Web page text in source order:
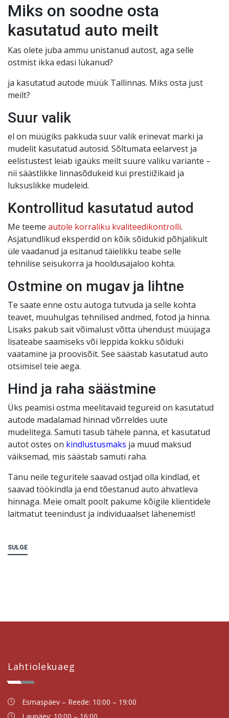
Miks on soodne osta
kasutatud auto meilt
Kas olete juba ammu unistanud autost, aga selle
ostmist ikka edasi lükanud?
ja kasutatud autode müük Tallinnas. Miks osta just
meilt?
Suur valik
el on müügiks pakkuda suur valik erinevat marki ja
mudelit kasutatud autosid. Sõltumata eelarvest ja
eelistustest leiab igaüks meilt suure valiku variante –
nii säästlikke linnasõdukeid kui prestiižikaid ja
luksuslikke mudeleid.
Kontrollitud kasutatud autod
Me teeme autole korraliku kvaliteedikontrolli.
Asjatundlikud eksperdid on kõik sõidukid põhjalikult
üle vaadanud ja esitanud täielikku teabe selle
tehnilise seisukorra ja hooldusajaloo kohta.
Ostmine on mugav ja lihtne
Te saate enne ostu autoga tutvuda ja selle kohta
teavet, muuhulgas tehnilised andmed, fotod ja hinna.
Lisaks pakub sait võimalust võtta ühendust müüjaga
lisateabe saamiseks või leppida kokku sõiduki
vaatamine ja proovisõit. See säästab kasutatud auto
otsimisel teie aega.
Hind ja raha säästmine
Üks peamisi ostma meelitavaid tegureid on kasutatud
autode madalamad hinnad võrreldes uute
mudelitega. Samuti tasub tähele panna, et kasutatud
autot ostes on kindlustusmaks ja muud maksud
väiksemad, mis säästab samuti raha.
Tänu neile teguritele saavad ostjad olla kindlad, et
saavad töökindla ja end tõestanud auto ahvatleva
hinnaga. Meie omalt poolt pakume kõigile klientidele
laitmatut teenindust ja individuaalset lähenemist!
SULGE
Lahtiolekuaeg
Esmaspäev – Reede: 10:00 – 19:00
Laupäev: 10:00 – 16:00